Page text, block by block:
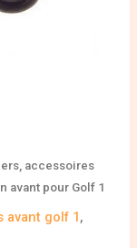
accessoires
avant pour Golf 1
avant golf 1,